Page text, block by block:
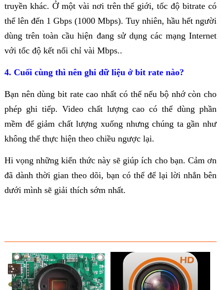
truyền khác. Ở một vài nơi trên thế giới, tốc độ bitrate có
thể lên đến 1 Gbps (1000 Mbps). Tuy nhiên, hầu hết người
dùng trên toàn cầu hiện đang sử dụng các mạng Internet
với tốc độ kết nối chỉ vài Mbps..
4. Cuối cùng thì nên ghi dữ liệu ở bit rate nào?
Bạn nên dùng bit rate cao nhất có thể nếu bộ nhớ còn cho
phép ghi tiếp. Video chất lượng cao có thể dùng phần
mềm để giảm chất lượng xuống nhưng chúng ta gần như
không thể thực hiện theo chiều ngược lại.
Hi vọng những kiến thức này sẽ giúp ích cho bạn. Cảm ơn
đã dành thời gian theo dõi, bạn có thể để lại lời nhắn bên
dưới mình sẽ giải thích sớm nhất.